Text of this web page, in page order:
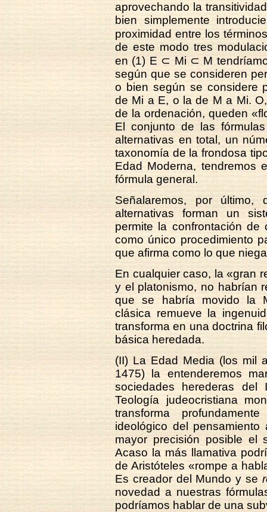
aprovechando la
bien simplemente
proximidad entre los
de este modo tres
en (1) E ⊂ Mi ⊂ M
según que se consideren
o bien según se considere
de Mi a E, o la de M a Mi.
de la ordenación, queden
El conjunto de las
alternativas en total, un
taxonomía de la frondosa
Edad Moderna, tendremos
fórmula general.
Señalaremos, por
alternativas forman un
permite la confrontación
como único procedimiento
que afirma como lo que
En cualquier caso, la «gran
y el platonismo, no habrían
que se habría movido la
clásica remueve la
transforma en una doctrina
básica heredada.
(II) La Edad Media (los mil
1475) la entenderemos
sociedades herederas
Teología judeocristiana
transforma
ideológico del
mayor precisión posible el
Acaso la más llamativa
de Aristóteles «rompe a
Es creador del Mundo y se
novedad a nuestras
podríamos hablar de una